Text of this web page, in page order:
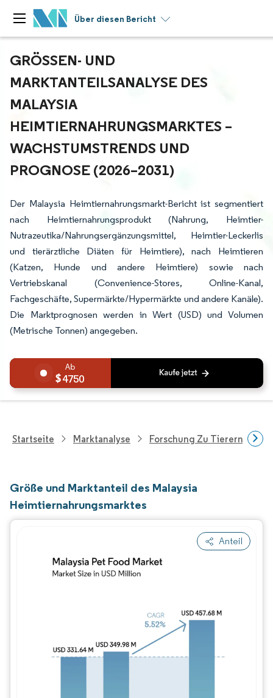
Über diesen Bericht
GRÖSSEN- UND M
ARKTANTEILSANALYSE DES M
ALAYSIA H
EIMTIERNAHRUNGSMARKTES – W
ACHSTUMSTRENDS UND P
ROGNOSE (2026–2031)
Der Malaysia Heimtiernahrungsmarkt-Bericht ist segmentiert
nach Heimtiernahrungsprodukt (Nahrung, Heimtier-
Nutrazeutika/Nahrungsergänzungsmittel, Heimtier-Leckerlis
und tierärztliche Diäten für Heimtiere), nach Heimtieren
(Katzen, Hunde und andere Heimtiere) sowie nach
Vertriebskanal (Convenience-Stores, Online-Kanal,
Fachgeschäfte, Supermärkte/Hypermärkte und andere Kanäle).
Die Marktprognosen werden in Wert (USD) und Volumen
(Metrische Tonnen) angegeben.
4750
Startseite Marktanalyse Forschung Zu
Größe und Marktanteil des Malaysia
Heimtiernahrungsmarktes
Anteil